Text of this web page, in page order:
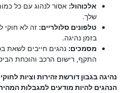
אלכוהול: אסור לנהוג עם כל
שלך.
טלפונים סלולריים: זה לא חוקי
בזמן נהיגה.
מסמכים: נהגים חייבים לשאת
התקף, רישום הרכב והוכחת
נהיגה בגבון דורשת זהירות וציות
הנהגים להיות מודעים למגבלות